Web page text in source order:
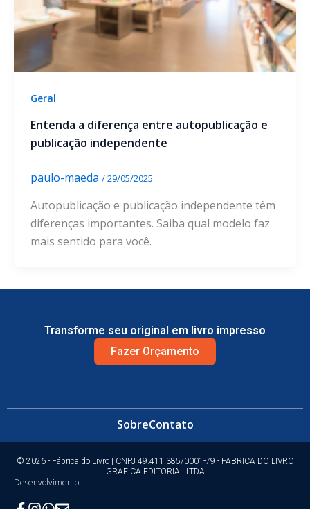
Geral
Entenda a diferença entre autopublicação e
publicação independente
paulo-maeda /29/05/2025
Autopublicação e publicação independente têm
diferenças importantes. Saiba qual modelo faz
mais sentido para você.
Transforme seu original em livro impresso
Fazer Orçamento
SobreContato
© 2026 - Fábrica do Livro | CNPJ 49.411.385/0001-79 - FABRICA DO LIVRO
GRAFICA EDITORIAL LTDA
Desenvolvimento